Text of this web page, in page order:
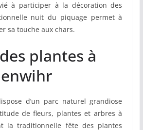
à participer à la décoration des
nuit du piquage permet à
sa touche aux chars.
plantes à
d’un parc naturel grandiose
de fleurs, plantes et arbres à
la traditionnelle fête des plantes